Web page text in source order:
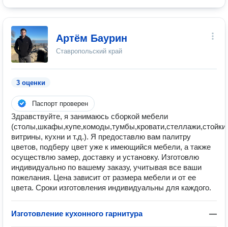
Артём Баурин
Ставропольский край
3 оценки
Паспорт проверен
Здравствуйте, я занимаюсь сборкой мебели
(столы,шкафы,купе,комоды,тумбы,кровати,стеллажи,стойки,
витрины, кухни и т.д.). Я предоставлю вам палитру
цветов, подберу цвет уже к имеющийся мебели, а также
осуществлю замер, доставку и установку. Изготовлю
индивидуально по вашему заказу, учитывая все ваши
пожелания. Цена зависит от размера мебели и от ее
цвета. Сроки изготовления индивидуальны для каждого.
Изготовление кухонного гарнитура —